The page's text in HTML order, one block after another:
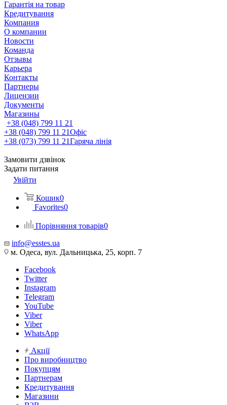
Гарантія на товар
Кредитування
Компания
О компании
Новости
Команда
Отзывы
Карьера
Контакты
Партнеры
Лицензии
Документы
Магазины
+38 (048) 799 11 21
+38 (048) 799 11 21Офіс
+38 (073) 799 11 21Гаряча лінія
Замовити дзвінок
Задати питання
Увійти
Кошик0
Favorites0
Порівняння товарів0
info@esstes.ua
м. Одеса, вул. Дальницька, 25, корп. 7
Facebook
Twitter
Instagram
Telegram
YouTube
Viber
Viber
WhatsApp
Акції
Про виробництво
Покупцям
Партнерам
Кредитування
Магазини